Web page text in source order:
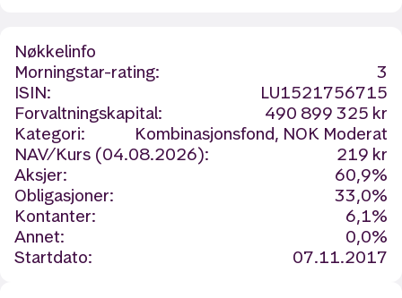
Nøkkelinfo
Morningstar-rating:
3
ISIN:
LU1521756715
Forvaltningskapital:
490 899 325 kr
Kategori:
Kombinasjonsfond, NOK Moderat
NAV/Kurs (04.08.2026):
219 kr
Aksjer:
60,9%
Obligasjoner:
33,0%
Kontanter:
6,1%
Annet:
0,0%
Startdato:
07.11.2017